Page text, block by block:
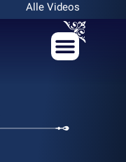
Alle Videos